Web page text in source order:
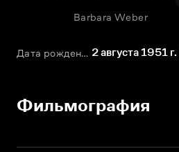
Barbara Weber
Дата рождения 2 августа 1951 г.
Фильмография